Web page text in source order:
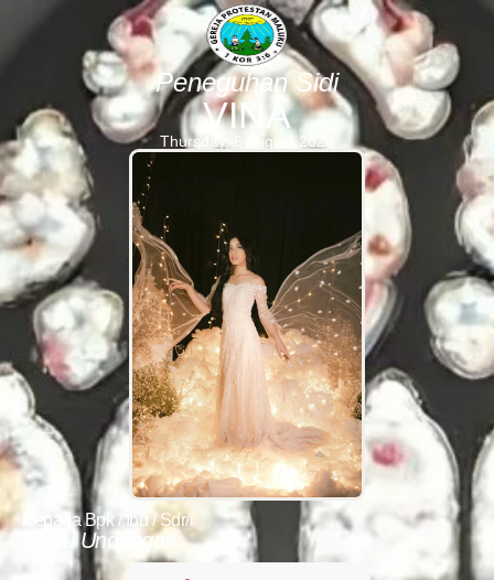
Peneguhan Sidi
VINA
Thursday, 6 August 2026
Kepada Bpk / Ibu / Sdr/i
Tamu Undangan